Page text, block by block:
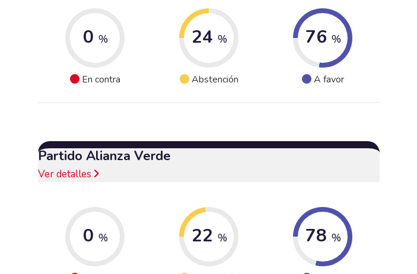
0 %
En contra
24 %
Abstención
76 %
A favor
Partido Alianza Verde
Ver detalles
0 % 22 % 78 %